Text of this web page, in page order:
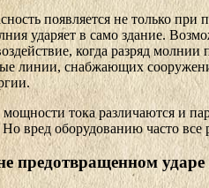
появляется не только при
ударяет в само здание.
когда разряд молнии
линии, снабжающих
тока различаются и
вред оборудованию часто все
предотвращенном ударе